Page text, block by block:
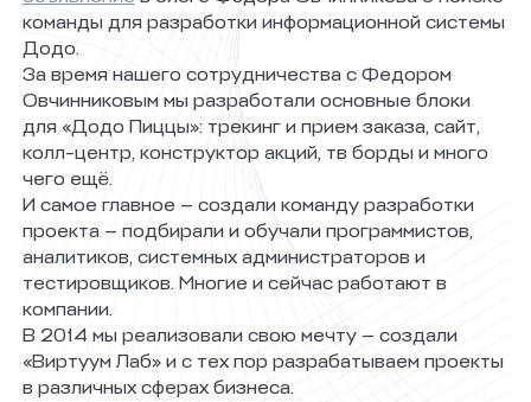
команды для разработки информационной системы
Додо.
За время нашего сотрудничества с Федором
Овчинниковым мы разработали основные блоки
для «Додо Пиццы»: трекинг и прием заказа, сайт,
колл-центр, конструктор акций, тв борды и много
чего ещё.
И самое главное — создали команду разработки
проекта — подбирали и обучали программистов,
аналитиков, системных администраторов и
тестировщиков. Многие и сейчас работают в
компании.
В 2014 мы реализовали свою мечту — создали
«Виртуум Лаб» и с тех пор разрабатываем проекты
в различных сферах бизнеса.